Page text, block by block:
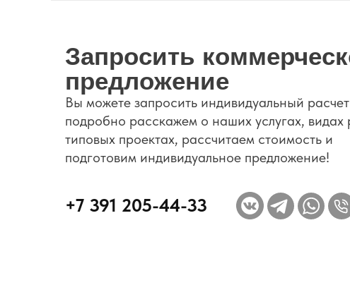
Запросить
предложение
Вы можете запросить индивидуальный
подробно расскажем о наших услугах, видах
типовых проектах, рассчитаем стоимость и
подготовим индивидуальное предложение!
+7 391 205-44-33